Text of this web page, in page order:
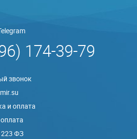
174-39-79
звонок
и оплата
223 ФЗ